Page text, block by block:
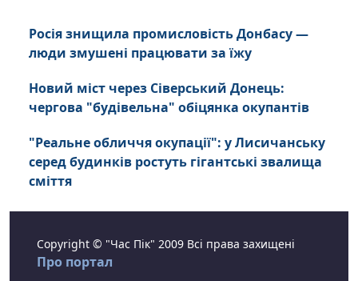
Росія знищила промисловість Донбасу —
люди змушені працювати за їжу
Новий міст через Сіверський Донець:
чергова "будівельна" обіцянка окупантів
"Реальне обличчя окупації": у Лисичанську
серед будинків ростуть гігантські звалища
сміття
Copyright © "Час Пік" 2009 Всі права захищені
Про портал